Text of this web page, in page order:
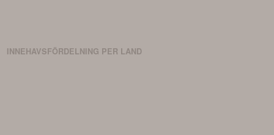
INNEHAVSFÖRDELNING PER LAND